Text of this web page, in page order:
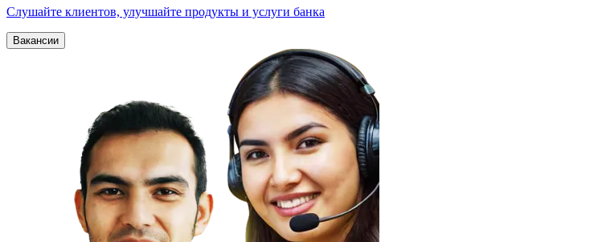
Слушайте клиентов, улучшайте продукты и услуги банка
Вакансии